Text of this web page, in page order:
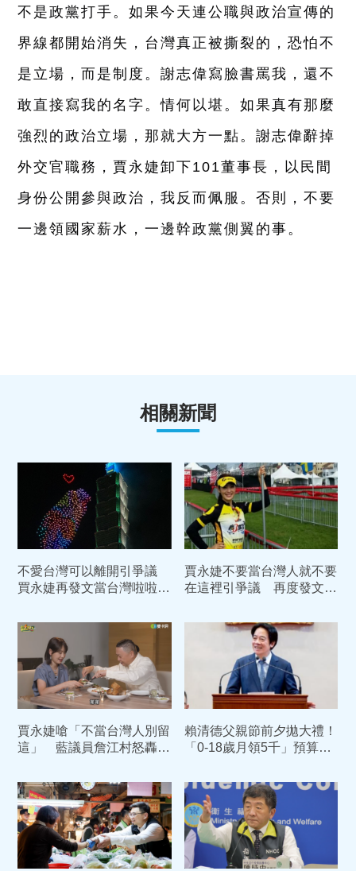
不是政黨打手。如果今天連公職與政治宣傳的
界線都開始消失，台灣真正被撕裂的，恐怕不
是立場，而是制度。謝志偉寫臉書罵我，還不
敢直接寫我的名字。情何以堪。如果真有那麼
強烈的政治立場，那就大方一點。謝志偉辭掉
外交官職務，賈永婕卸下101董事長，以民間
身份公開參與政治，我反而佩服。否則，不要
一邊領國家薪水，一邊幹政黨側翼的事。
相關新聞
不愛台灣可以離開引爭議
買永婕再發文當台灣啦啦
賈永婕不要當台灣人就不要
在這裡引爭議 再度發文不
賈永婕嗆「不當台灣人別留
這」 藍議員詹江村怒轟：
賴清德父親節前夕拋大禮！
「0-18歲月領5千」預算入
時